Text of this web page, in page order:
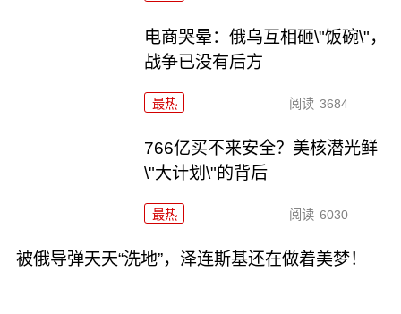
电商哭晕：俄乌互相砸\"饭碗\"，
战争已没有后方
最热 阅读 3684
766亿买不来安全？美核潜光鲜
\"大计划\"的背后
最热 阅读 6030
被俄导弹天天“洗地”，泽连斯基还在做着美梦！